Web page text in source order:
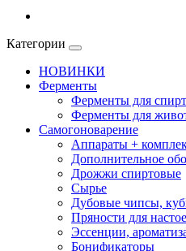
Категории
НОВИНКИ
Ферменты
Ферменты для
Ферменты для
Самогоноварение
Аппараты +
Дополнительное
Дрожжи спиртовые
Сырье
Дубовые чипсы,
Пряности для
Эссенции,
Бонификаторы